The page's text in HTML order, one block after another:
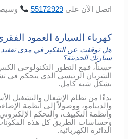
اتصل
الآن على 55172929
كهرباء السيارة العمود
هل توقفت عن التفكير في مدى تعقيد
سيارتك الحديثة؟
حسناً، فمع التطور التكنولوجي
الشريان الرئيسي الذي يتحكم في
بشكل شبه كامل.
بدءًا من نظام الإشعال والتشغيل
والدينامو، ووصولاً إلى أنظمة
وأنظمة التكييف، والتحكم
وحساسات الطريق كل هذه
الدائرة الكهربائية.